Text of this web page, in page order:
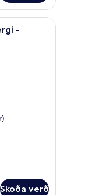
úr egypskri bómull,
- 2 svefnherbergi
-
Skoða verð